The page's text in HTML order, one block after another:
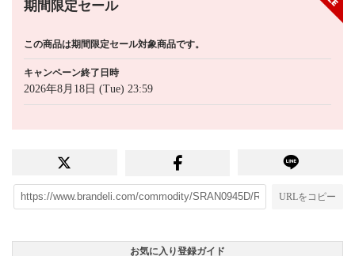
期間限定セール
この商品は期間限定セール対象商品です。
キャンペーン終了日時
2026年8月18日 (Tue) 23:59
URLをコピー
お気に入り登録ガイド